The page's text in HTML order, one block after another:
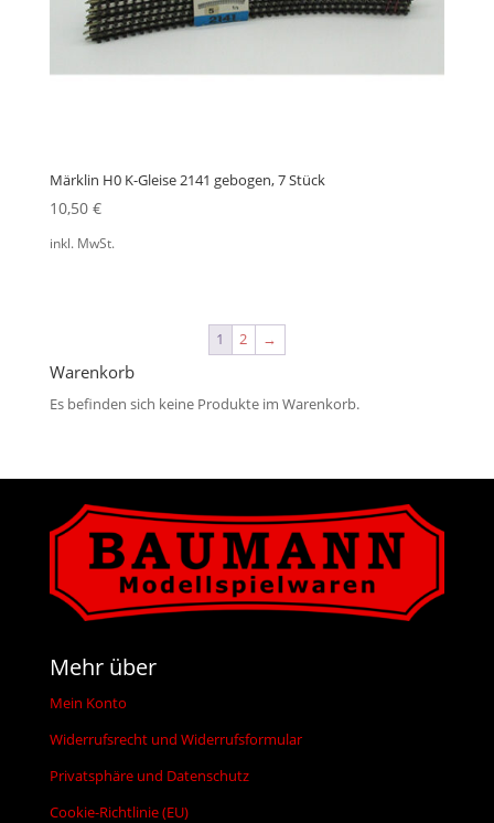
Märklin H0 K-Gleise 2141 gebogen, 7 Stück
10,50 €
inkl. MwSt.
1 2 →
Warenkorb
Es befinden sich keine Produkte im Warenkorb.
Mehr über
Mein Konto
Widerrufsrecht und Widerrufsformular
Privatsphäre und Datenschutz
Cookie-Richtlinie (EU)